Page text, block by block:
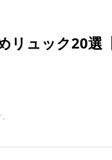
リュック20選